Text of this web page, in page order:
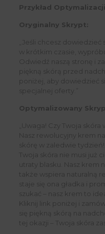
Przykład
Oryginalny Skrypt:
„Jeśli chcesz
w krótkim czasie,
Odwiedź naszą stronę i
piękną skórą przed
poniżej, aby dowiedzieć
specjalnej oferty.”
Optymalizowany
„Uwaga! Czy Twoja
Nasz rewolucyjny krem
skórę w zaledwie
Twoja skóra nie musi już
utraty blasku. Nasz krem
także wspiera naturalną
staje się ona gładka i
szukać – nasz krem to
Kliknij link poniżej i
się piękną skórą na
tej okazji – Twoja skóra